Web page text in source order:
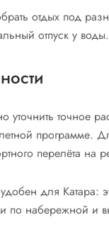
отдых под
отпуск у воды.
уточнить точное
программе.
перелёта на
для Катара:
по набережной и